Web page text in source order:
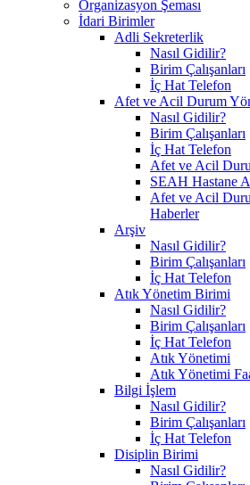
Organizasyon Şeması
İdari Birimler
Adli Sekreterlik
Nasıl Gidilir?
Birim Çalışanları
İç Hat Telefon
Afet ve Acil Durum
Nasıl Gidilir?
Birim Çalışanları
İç Hat Telefon
Afet ve Acil
SEAH Hastane
Afet ve Acil
Haberler
Arşiv
Nasıl Gidilir?
Birim Çalışanları
İç Hat Telefon
Atık Yönetim Birimi
Nasıl Gidilir?
Birim Çalışanları
İç Hat Telefon
Atık Yönetimi
Atık Yönetimi
Bilgi İşlem
Nasıl Gidilir?
Birim Çalışanları
İç Hat Telefon
Disiplin Birimi
Nasıl Gidilir?